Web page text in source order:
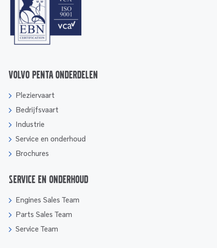
Volvo Penta onderdelen
Pleziervaart
Bedrijfsvaart
Industrie
Service en onderhoud
Brochures
Service en onderhoud
Engines Sales Team
Parts Sales Team
Service Team